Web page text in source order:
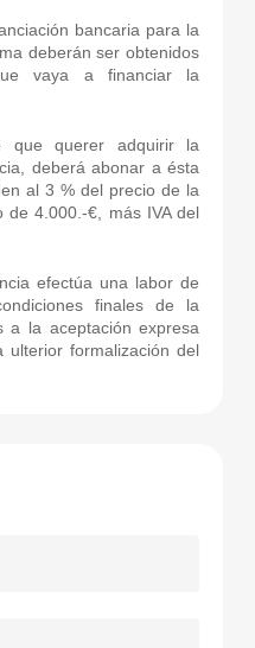
bancaria para la
deberán ser obtenidos
vaya a financiar la
que querer adquirir la
deberá abonar a ésta
al 3 % del precio de la
de 4.000.-€, más IVA del
efectúa una labor de
finales de la
a la aceptación expresa
formalización del